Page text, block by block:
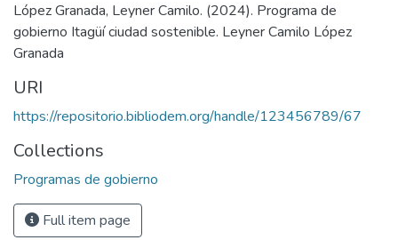
López Granada, Leyner Camilo. (2024). Programa de
gobierno Itagüí ciudad sostenible. Leyner Camilo López
Granada
URI
https://repositorio.bibliodem.org/handle/123456789/67
Collections
Programas de gobierno
Full item page